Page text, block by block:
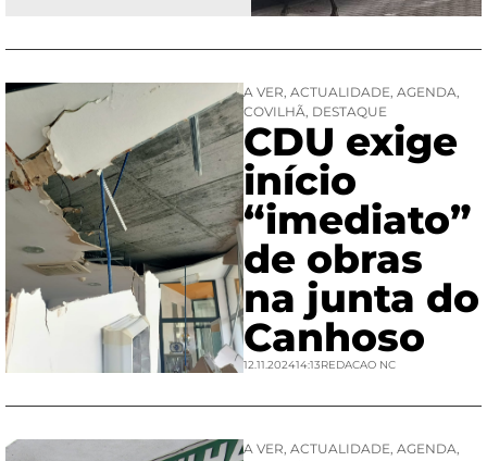
A VER, ACTUALIDADE, AGENDA,
COVILHÃ, DESTAQUE
CDU exige
início
“imediato”
de obras
na junta do
Canhoso
12.11.202414:13REDACAO NC
A VER, ACTUALIDADE, AGENDA,